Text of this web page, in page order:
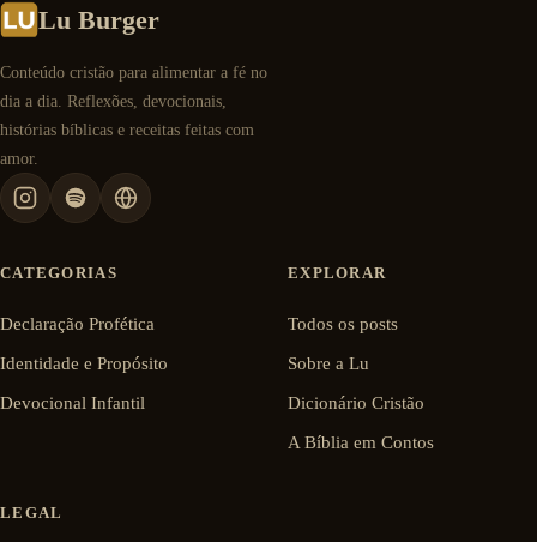
Lu Burger
Conteúdo cristão para alimentar a fé no
dia a dia. Reflexões, devocionais,
histórias bíblicas e receitas feitas com
amor.
CATEGORIAS
Declaração Profética
Identidade e Propósito
Devocional Infantil
EXPLORAR
Todos os posts
Sobre a Lu
Dicionário Cristão
A Bíblia em Contos
LEGAL